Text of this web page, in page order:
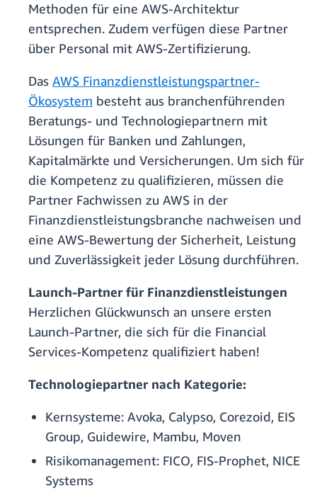
Methoden für eine AWS-Architektur
entsprechen. Zudem verfügen diese Partner
über Personal mit AWS-Zertifizierung.
Das AWS Finanzdienstleistungspartner-
Ökosystem besteht aus branchenführenden
Beratungs- und Technologiepartnern mit
Lösungen für Banken und Zahlungen,
Kapitalmärkte und Versicherungen. Um sich für
die Kompetenz zu qualifizieren, müssen die
Partner Fachwissen zu AWS in der
Finanzdienstleistungsbranche nachweisen und
eine AWS-Bewertung der Sicherheit, Leistung
und Zuverlässigkeit jeder Lösung durchführen.
Launch-Partner für Finanzdienstleistungen
Herzlichen Glückwunsch an unsere ersten
Launch-Partner, die sich für die Financial
Services-Kompetenz qualifiziert haben!
Technologiepartner nach Kategorie:
Kernsysteme: Avoka, Calypso, Corezoid, EIS
Group, Guidewire, Mambu, Moven
Risikomanagement: FICO, FIS-Prophet, NICE
Systems